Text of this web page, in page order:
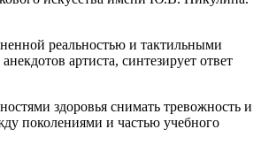
реальностью и тактильными
артиста, синтезирует ответ
здоровья снимать тревожность и
поколениями и частью учебного